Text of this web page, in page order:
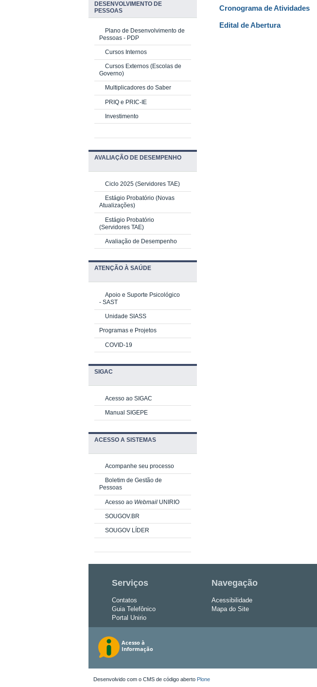
Cronograma de Atividades
Edital de Abertura
DESENVOLVIMENTO DE
PESSOAS
Plano de Desenvolvimento de
Pessoas - PDP
Cursos Internos
Cursos Externos (Escolas de
Governo)
Multiplicadores do Saber
PRIQ e PRIC-IE
Investimento
AVALIAÇÃO DE DESEMPENHO
Ciclo 2025 (Servidores TAE)
Estágio Probatório (Novas
Atualizações)
Estágio Probatório
(Servidores TAE)
Avaliação de Desempenho
ATENÇÃO À SAÚDE
Apoio e Suporte Psicológico
- SAST
Unidade SIASS
Programas e Projetos
COVID-19
SIGAC
Acesso ao SIGAC
Manual SIGEPE
ACESSO A SISTEMAS
Acompanhe seu processo
Boletim de Gestão de
Pessoas
Acesso ao Webmail UNIRIO
SOUGOV.BR
SOUGOV LÍDER
Serviços
Contatos
Guia Telefônico
Portal Unirio
Navegação
Acessibilidade
Mapa do Site
Desenvolvido com o CMS de código aberto Plone